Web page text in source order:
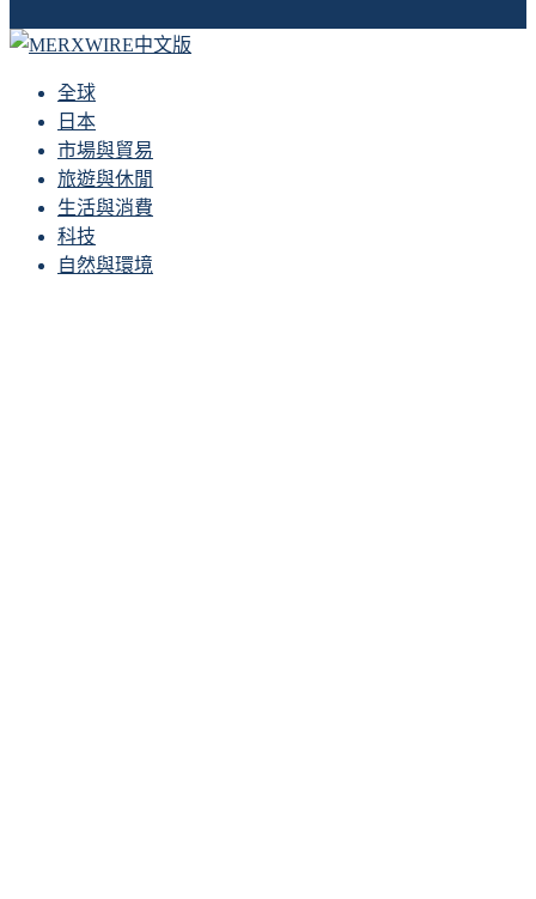
全球
日本
市場與貿易
旅遊與休閒
生活與消費
科技
自然與環境